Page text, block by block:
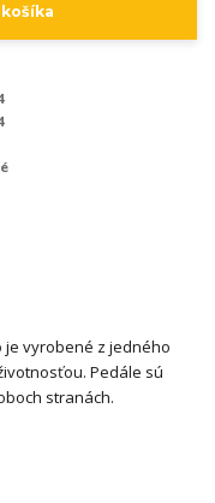
je vyrobené z jedného
Pedále sú
stranách.